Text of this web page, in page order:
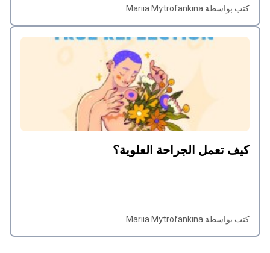
كتب بواسطة Mariia Mytrofankina
كيف تعمل الجراحة العلوية؟
كتب بواسطة Mariia Mytrofankina